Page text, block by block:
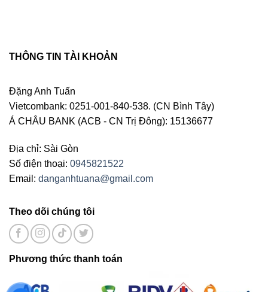
THÔNG TIN TÀI KHOẢN
Đặng Anh Tuấn
Vietcombank: 0251-001-840-538. (CN Bình Tây)
Á CHÂU BANK (ACB - CN Trị Đông): 15136677
Địa chỉ: Sài Gòn
Số điện thoại: 0945821522
Email: danganhtuana@gmail.com
Theo dõi chúng tôi
Phương thức thanh toán